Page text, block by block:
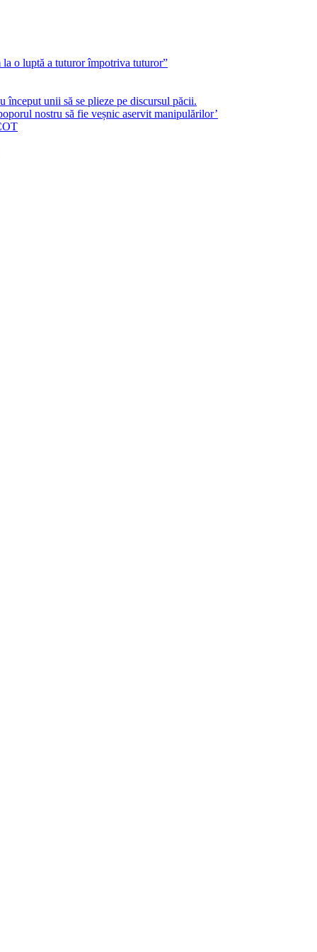
o luptă a tuturor împotriva tuturor”
unii să se plieze pe discursul păcii.
nostru să fie veșnic aservit manipulărilor’